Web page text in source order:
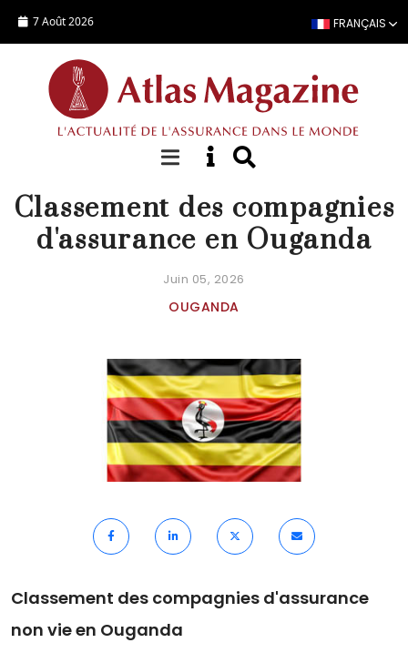
7 Août 2026 FRANÇAIS
STATISTIQUES COMPAGNIE
Classement des compagnies
d'assurance en Ouganda
Juin 05, 2026
OUGANDA
Classement des compagnies d'assurance
non vie en Ouganda